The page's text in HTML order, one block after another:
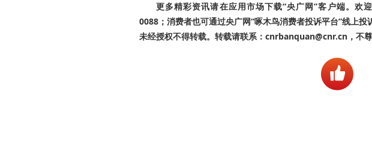
更多精彩资讯请在应用市场下载“央广网”客户端。欢
0088；消费者也可通过央广网“啄木鸟消费者投诉平台”线上投
未经授权不得转载。转载请联系：cnrbanquan@cnr.cn，不尊